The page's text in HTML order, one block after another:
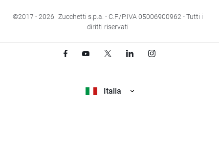
©2017- 2026 Zucchetti s.p.a. - C.F./P.IVA 05006900962 - Tutti i
diritti riservati
Italia